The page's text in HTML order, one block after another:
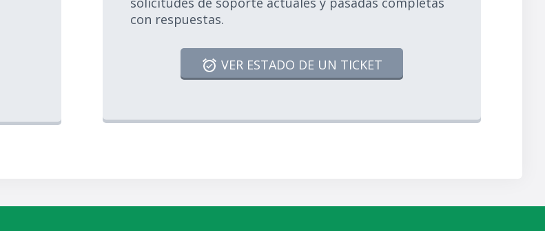
con respuestas.
VER ESTADO DE UN TICKET